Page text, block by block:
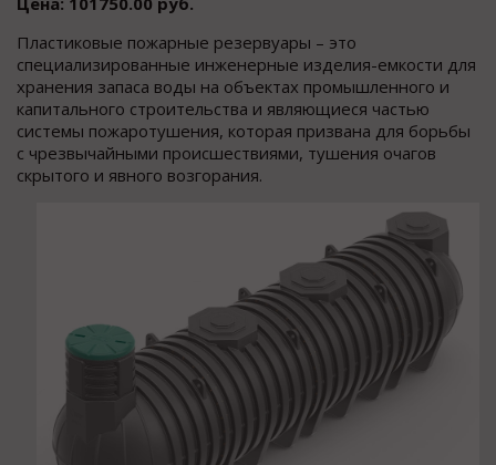
Пластиковые пожарные резервуары – это
специализированные инженерные изделия-емкости для
хранения запаса воды на объектах промышленного и
капитального строительства и являющиеся частью
системы пожаротушения, которая призвана для борьбы
с чрезвычайными происшествиями, тушения очагов
скрытого и явного возгорания.